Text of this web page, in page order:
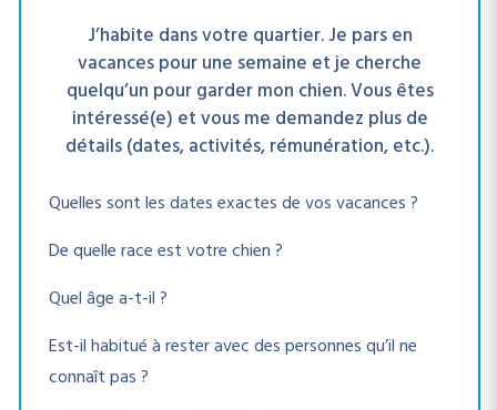
J’habite dans votre quartier. Je pars en
vacances pour une semaine et je cherche
quelqu’un pour garder mon chien. Vous êtes
intéressé(e) et vous me demandez plus de
détails (dates, activités, rémunération, etc.).
Quelles sont les dates exactes de vos vacances ?
De quelle race est votre chien ?
Quel âge a-t-il ?
Est-il habitué à rester avec des personnes qu’il ne
connaît pas ?